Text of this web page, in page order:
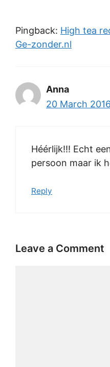
Pingback: High tea
Ge-zonder.nl
Anna
20 March
Héérlijk!!! Echt
persoon maar ik
Reply
Leave a Comment